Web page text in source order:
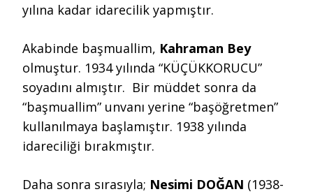
yılına kadar idarecilik yapmıştır.
Akabinde başmuallim, Kahraman Bey
olmuştur. 1934 yılında “KÜÇÜKKORUCU”
soyadını almıştır. Bir müddet sonra da
“başmuallim” unvanı yerine “başöğretmen”
kullanılmaya başlamıştır. 1938 yılında
idareciliği bırakmıştır.
Daha sonra sırasıyla; Nesimi DOĞAN (1938-